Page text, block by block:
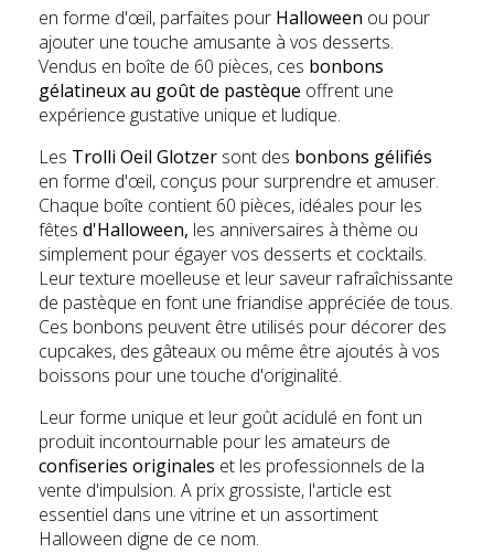
en forme d'œil, parfaites pour Halloween ou pour
ajouter une touche amusante à vos desserts.
Vendus en boîte de 60 pièces, ces bonbons
gélatineux au goût de pastèque offrent une
expérience gustative unique et ludique.
Les Trolli Oeil Glotzer sont des bonbons gélifiés
en forme d'œil, conçus pour surprendre et amuser.
Chaque boîte contient 60 pièces, idéales pour les
fêtes d'Halloween, les anniversaires à thème ou
simplement pour égayer vos desserts et cocktails.
Leur texture moelleuse et leur saveur rafraîchissante
de pastèque en font une friandise appréciée de tous.
Ces bonbons peuvent être utilisés pour décorer des
cupcakes, des gâteaux ou même être ajoutés à vos
boissons pour une touche d'originalité.
Leur forme unique et leur goût acidulé en font un
produit incontournable pour les amateurs de
confiseries originales et les professionnels de la
vente d'impulsion. A prix grossiste, l'article est
essentiel dans une vitrine et un assortiment
Halloween digne de ce nom.